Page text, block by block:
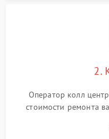
2.
Оператор колл
стоимости ремонта